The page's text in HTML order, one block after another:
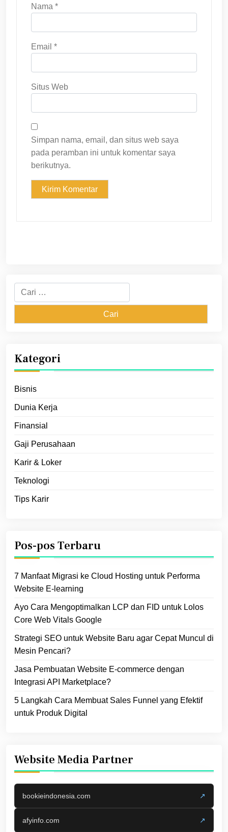
Nama *
Email *
Situs Web
Simpan nama, email, dan situs web saya
pada peramban ini untuk komentar saya
berikutnya.
Cari
untuk:
Kategori
Bisnis
Dunia Kerja
Finansial
Gaji Perusahaan
Karir & Loker
Teknologi
Tips Karir
Pos-pos Terbaru
7 Manfaat Migrasi ke Cloud Hosting untuk Performa
Website E‑learning
Ayo Cara Mengoptimalkan LCP dan FID untuk Lolos
Core Web Vitals Google
Strategi SEO untuk Website Baru agar Cepat Muncul di
Mesin Pencari?
Jasa Pembuatan Website E-commerce dengan
Integrasi API Marketplace?
5 Langkah Cara Membuat Sales Funnel yang Efektif
untuk Produk Digital
Website Media Partner
bookieindonesia.com ↗
afyinfo.com ↗